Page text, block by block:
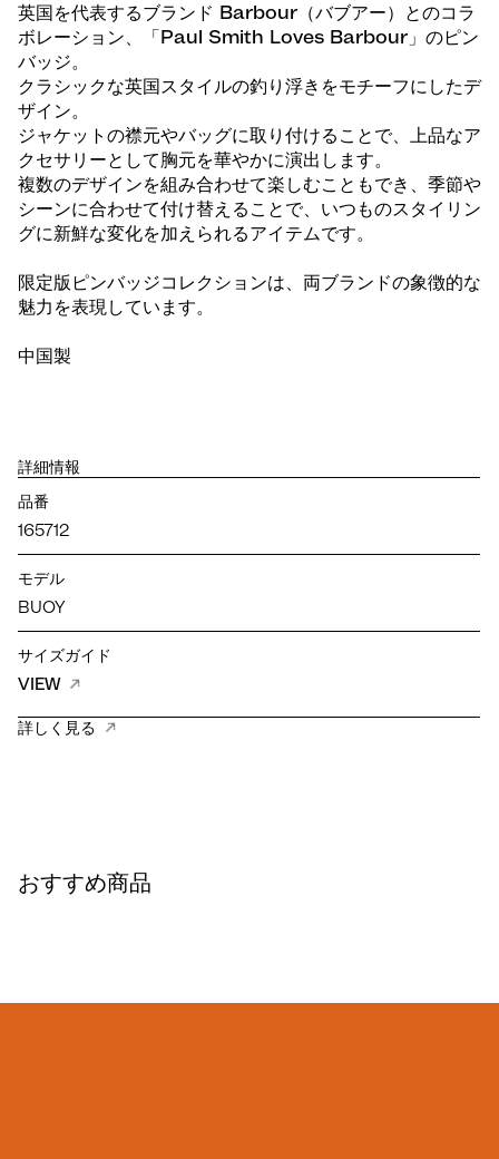
英国を代表するブランド Barbour（バブアー）とのコラ
ボレーション、「Paul Smith Loves Barbour」のピン
バッジ。
クラシックな英国スタイルの釣り浮きをモチーフにしたデ
ザイン。
ジャケットの襟元やバッグに取り付けることで、上品なア
クセサリーとして胸元を華やかに演出します。
複数のデザインを組み合わせて楽しむこともでき、季節や
シーンに合わせて付け替えることで、いつものスタイリン
グに新鮮な変化を加えられるアイテムです。
限定版ピンバッジコレクションは、両ブランドの象徴的な
魅力を表現しています。
中国製
詳細情報
品番
165712
モデル
BUOY
サイズガイド
VIEW
詳しく見る
おすすめ商品